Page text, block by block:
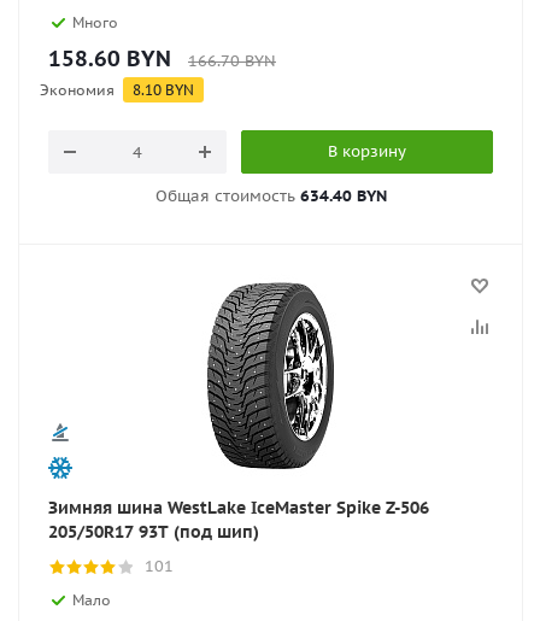
Много
158.60 BYN 166.70BYN
Экономия 8.10 BYN
В корзину
Общая стоимость 634.40 BYN
Зимняя шина WestLake IceMaster Spike Z-506
205/50R17 93T (под шип)
101
Мало